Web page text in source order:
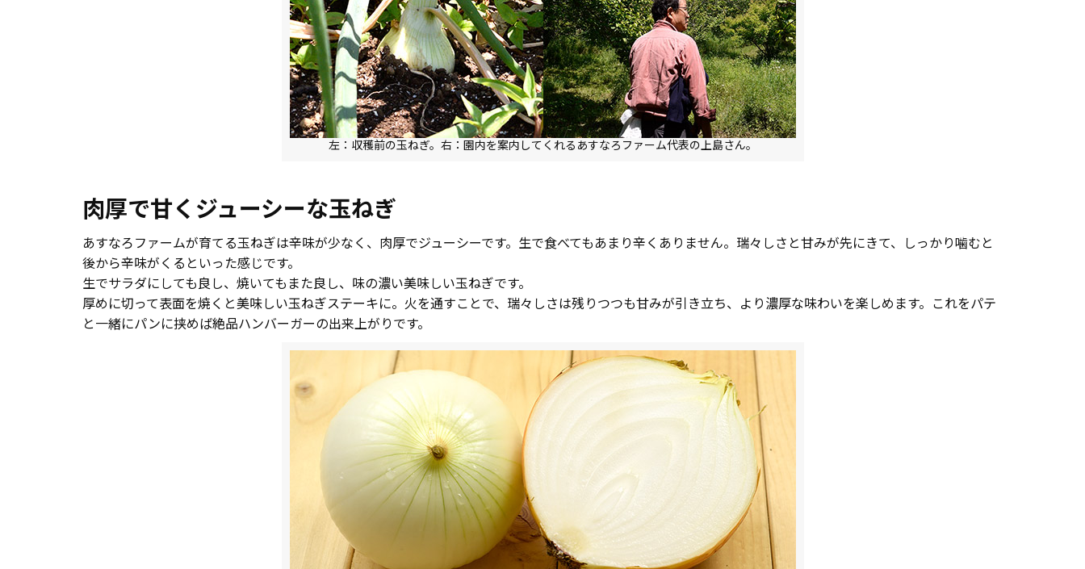
左：収穫前の玉ねぎ。右：園内を案内してくれるあすなろファーム代表の上島さん。
肉厚で甘くジューシーな玉ねぎ
あすなろファームが育てる玉ねぎは辛味が少なく、肉厚でジューシーです。生で食べてもあまり辛くありません。瑞々しさと甘みが先にきて、しっかり噛むと
後から辛味がくるといった感じです。
生でサラダにしても良し、焼いてもまた良し、味の濃い美味しい玉ねぎです。
厚めに切って表面を焼くと美味しい玉ねぎステーキに。火を通すことで、瑞々しさは残りつつも甘みが引き立ち、より濃厚な味わいを楽しめます。これをパテ
と一緒にパンに挟めば絶品ハンバーガーの出来上がりです。